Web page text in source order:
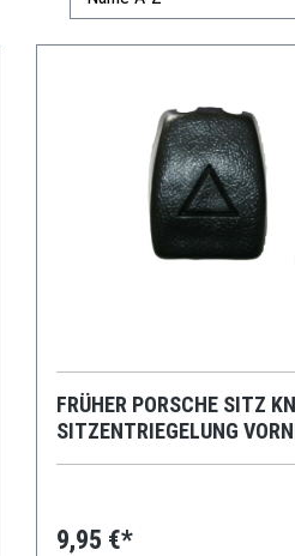
FRÜHER PORSCHE SITZ
SITZENTRIEGELUNG
9,95 €*